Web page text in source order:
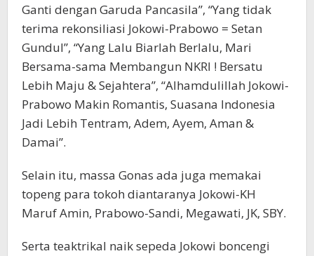
Ganti dengan Garuda Pancasila”, “Yang tidak
terima rekonsiliasi Jokowi-Prabowo = Setan
Gundul”, “Yang Lalu Biarlah Berlalu, Mari
Bersama-sama Membangun NKRI ! Bersatu
Lebih Maju & Sejahtera”, “Alhamdulillah Jokowi-
Prabowo Makin Romantis, Suasana Indonesia
Jadi Lebih Tentram, Adem, Ayem, Aman &
Damai”.
Selain itu, massa Gonas ada juga memakai
topeng para tokoh diantaranya Jokowi-KH
Maruf Amin, Prabowo-Sandi, Megawati, JK, SBY.
Serta teaktrikal naik sepeda Jokowi boncengi